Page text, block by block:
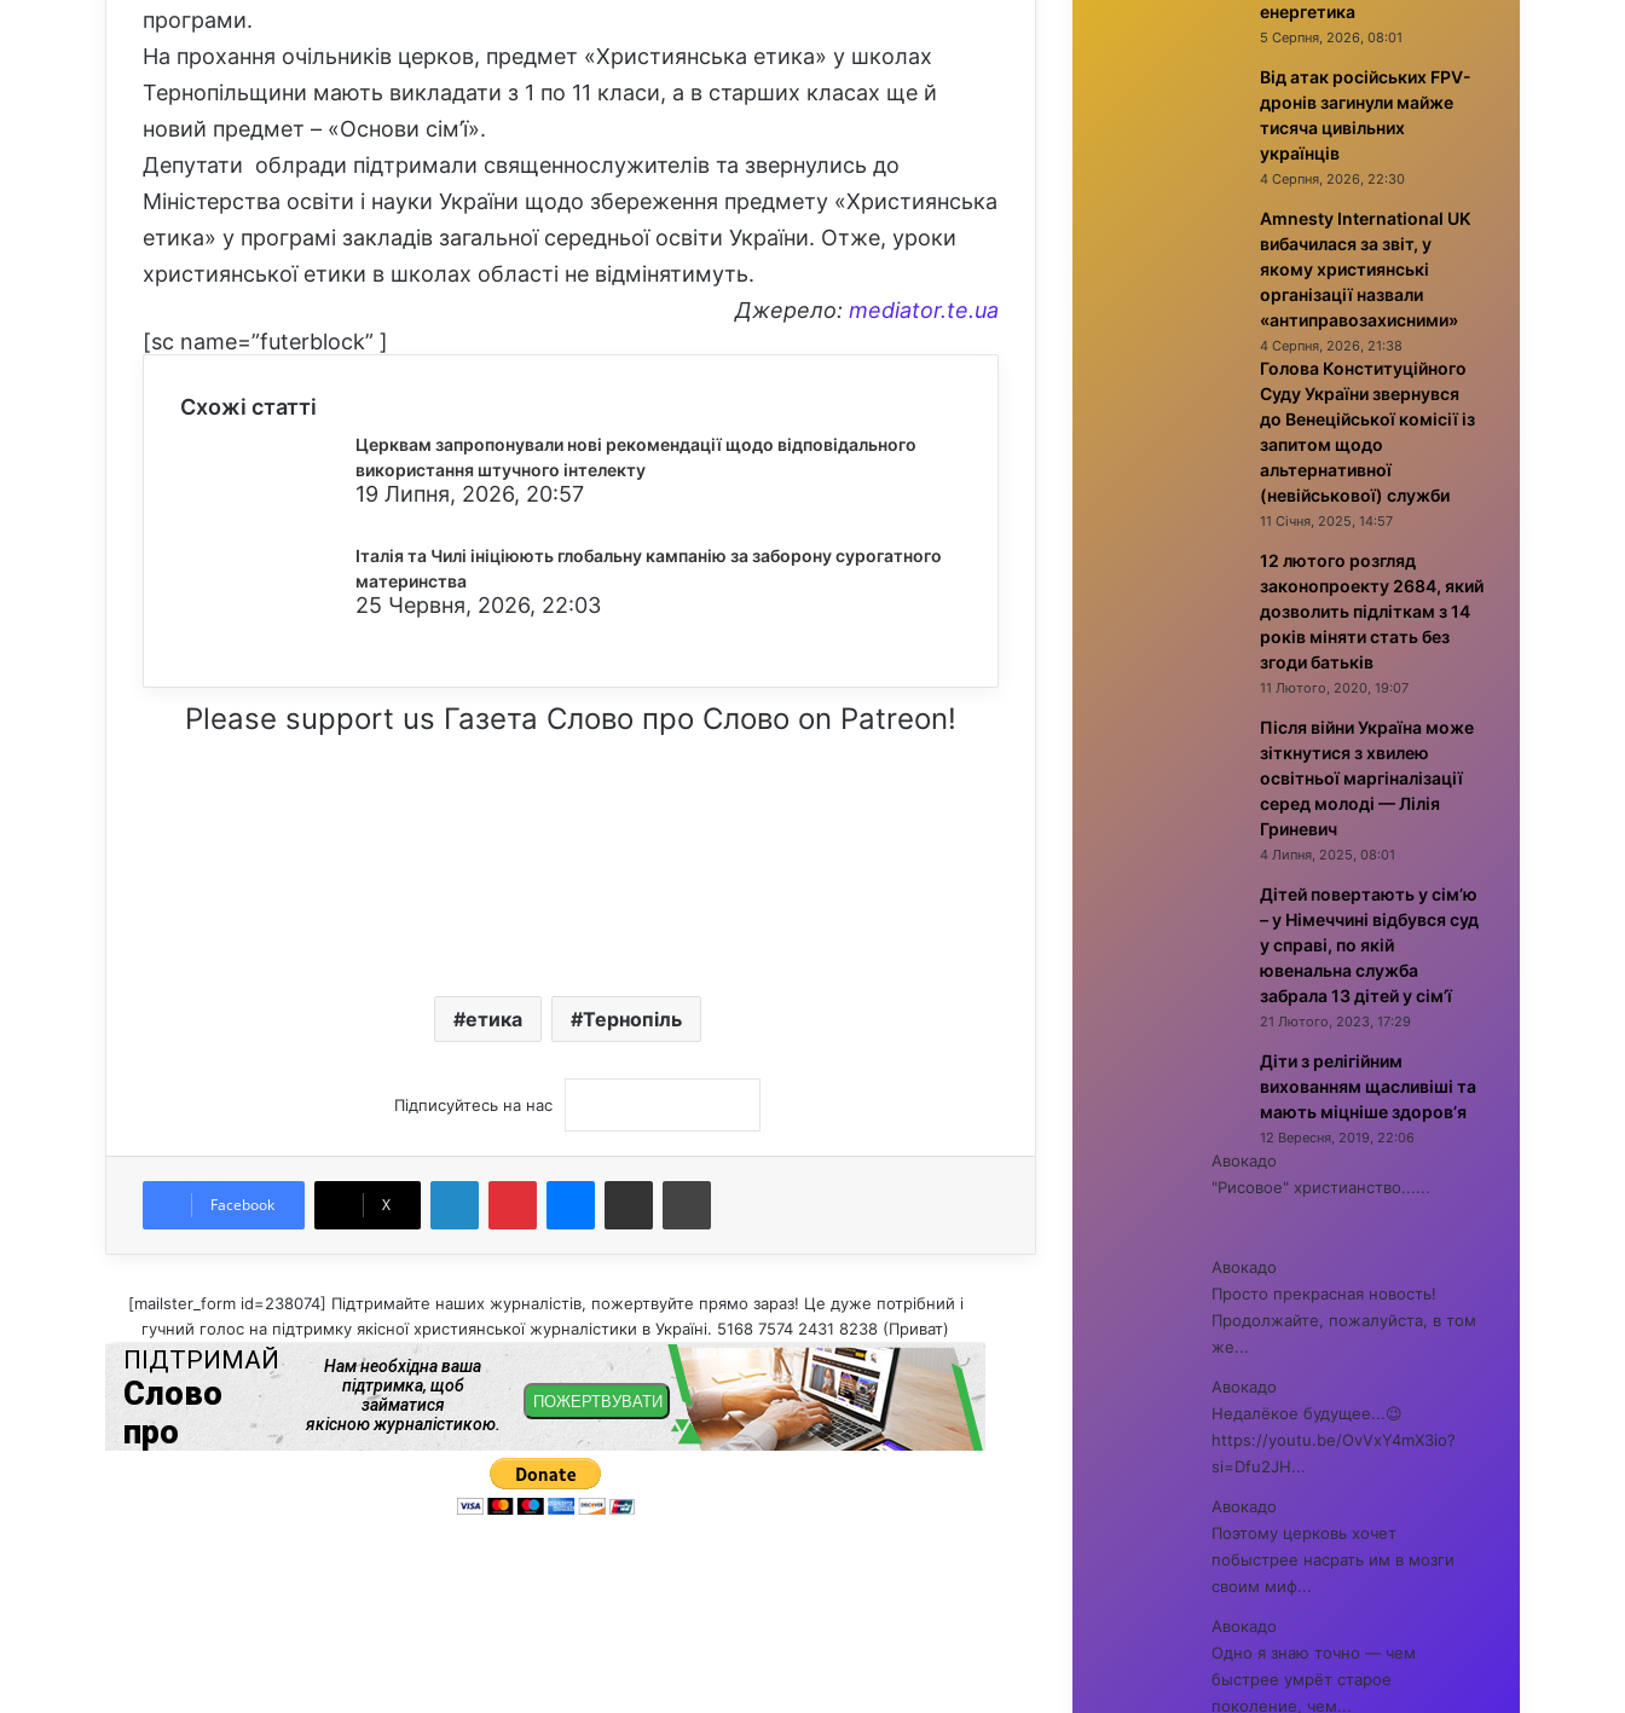
програми.
На прохання очільників церков, предмет «Християнська етика» у школах
Тернопільщини мають викладати з 1 по 11 класи, а в старших класах ще й
новий предмет – «Основи сім’ї».
Депутати облради підтримали священнослужителів та звернулись до
Міністерства освіти і науки України щодо збереження предмету «Християнська
етика» у програмі закладів загальної середньої освіти України. Отже, уроки
християнської етики в школах області не відмінятимуть.
Джерело: mediator.te.ua
[sc name=”futerblock” ]
Схожі статті
Церквам запропонували нові рекомендації щодо відповідального
використання штучного інтелекту
19 Липня, 2026, 20:57
Італія та Чилі ініціюють глобальну кампанію за заборону сурогатного
материнства
25 Червня, 2026, 22:03
Please support us Газета Слово про Слово on Patreon!
етика Тернопіль
Підписуйтесь на нас
Facebook X
Поділитися електронною поштою
[mailster_form id=238074] Підтримайте наших журналістів, пожертвуйте прямо зараз! Це дуже потрібний і
гучний голос на підтримку якісної християнської журналістики в Україні. 5168 7574 2431 8238 (Приват)
енергетика
5 Серпня, 2026, 08:01
Від атак російських FPV-
дронів загинули майже
тисяча цивільних
українців
4 Серпня, 2026, 22:30
Amnesty International UK
вибачилася за звіт, у
якому християнські
організації назвали
«антиправозахисними»
4 Серпня, 2026, 21:38
Голова Конституційного
Суду України звернувся
до Венеційської комісії із
запитом щодо
альтернативної
(невійськової) служби
11 Січня, 2025, 14:57
12 лютого розгляд
законопроекту 2684, який
дозволить підліткам з 14
років міняти стать без
згоди батьків
11 Лютого, 2020, 19:07
Після війни Україна може
зіткнутися з хвилею
освітньої маргіналізації
серед молоді — Лілія
Гриневич
4 Липня, 2025, 08:01
Дітей повертають у сім’ю
– у Німеччині відбувся суд
у справі, по якій
ювенальна служба
забрала 13 дітей у сім’ї
21 Лютого, 2023, 17:29
Діти з релігійним
вихованням щасливіші та
мають міцніше здоров’я
12 Вересня, 2019, 22:06
Авокадо
"Рисовое" христианство......
Авокадо
Просто прекрасная новость!
Продолжайте, пожалуйста, в том
же...
Авокадо
Недалёкое будущее...😉
https://youtu.be/OvVxY4mX3io?
si=Dfu2JH...
Авокадо
Поэтому церковь хочет
побыстрее насрать им в мозги
своим миф...
Авокадо
Одно я знаю точно — чем
быстрее умрёт старое
поколение, чем...